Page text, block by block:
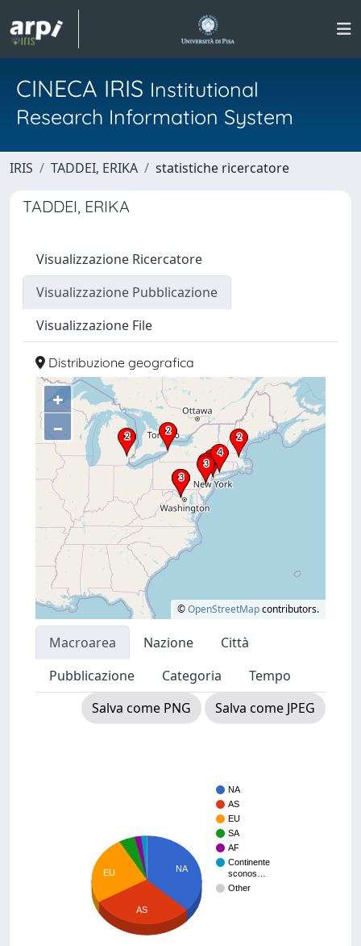
CINECA IRIS Institutional
Research Information System
IRIS TADDEI, ERIKA statistiche ricercatore
TADDEI, ERIKA
Visualizzazione Ricercatore
Visualizzazione Pubblicazione
Visualizzazione File
Distribuzione geografica
+
–
©OpenStreetMapcontributors.
Macroarea Nazione
Città
Pubblicazione
Categoria
Tempo
Salva come PNG
Salva come JPEG
NA
AS
EU
SA
AF
Continente
sconos…
Other
NA
EU
AS